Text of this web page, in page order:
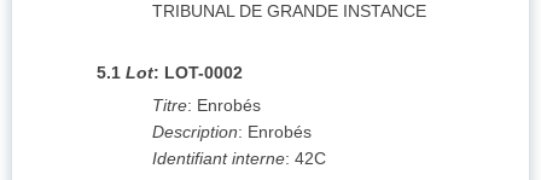
TRIBUNAL DE GRANDE INSTANCE
5.1 Lot: LOT-0002
Titre: Enrobés
Description: Enrobés
Identifiant interne: 42C